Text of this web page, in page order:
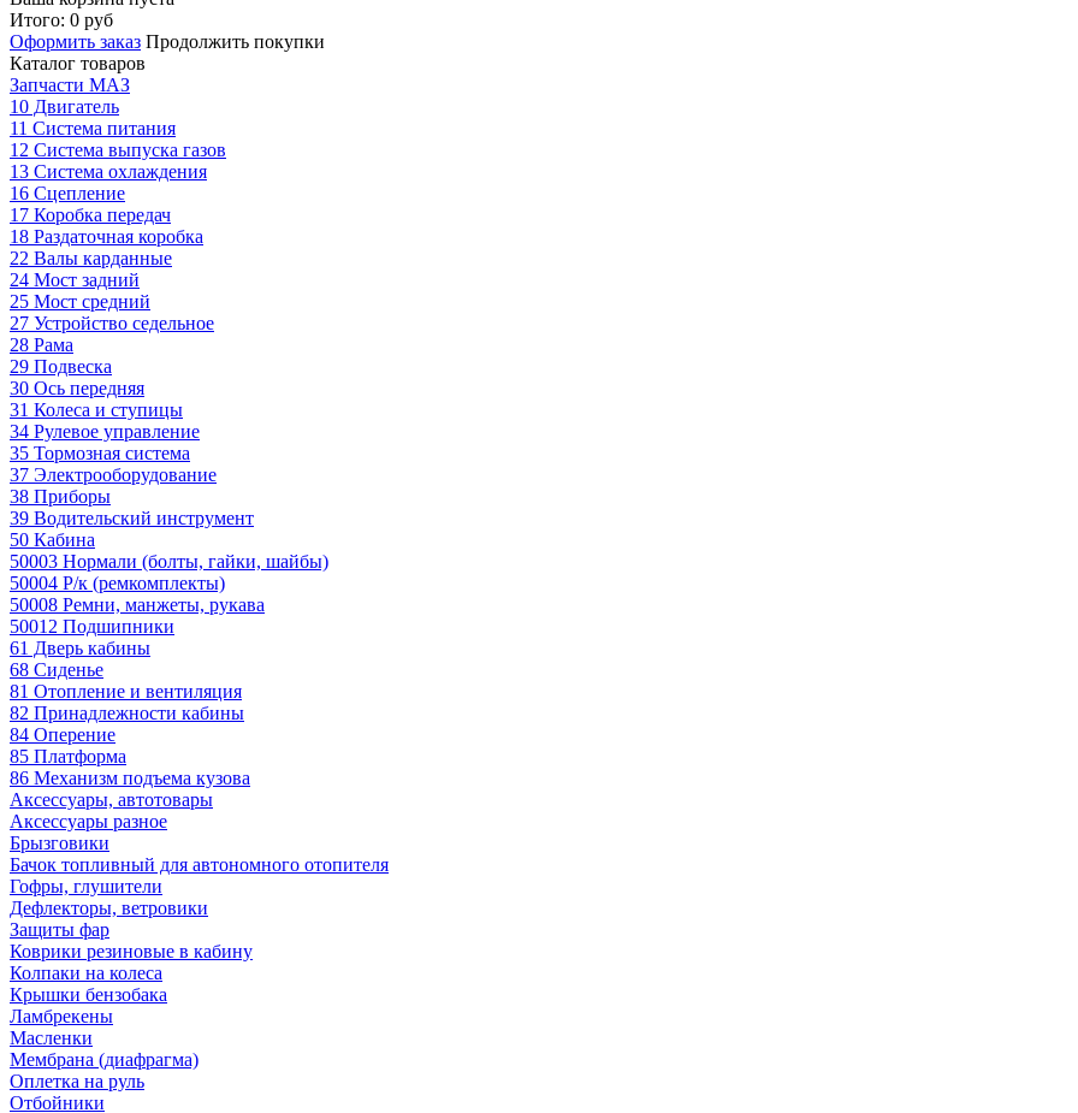
Итого: 0 руб
Оформить заказ Продолжить покупки
Каталог товаров
Запчасти МАЗ
10 Двигатель
11 Система питания
12 Система выпуска газов
13 Система охлаждения
16 Сцепление
17 Коробка передач
18 Раздаточная коробка
22 Валы карданные
24 Мост задний
25 Мост средний
27 Устройство седельное
28 Рама
29 Подвеска
30 Ось передняя
31 Колеса и ступицы
34 Рулевое управление
35 Тормозная система
37 Электрооборудование
38 Приборы
39 Водительский инструмент
50 Кабина
50003 Нормали (болты, гайки, шайбы)
50004 Р/к (ремкомплекты)
50008 Ремни, манжеты, рукава
50012 Подшипники
61 Дверь кабины
68 Сиденье
81 Отопление и вентиляция
82 Принадлежности кабины
84 Оперение
85 Платформа
86 Механизм подъема кузова
Аксессуары, автотовары
Аксессуары разное
Брызговики
Бачок топливный для автономного отопителя
Гофры, глушители
Дефлекторы, ветровики
Защиты фар
Коврики резиновые в кабину
Колпаки на колеса
Крышки бензобака
Ламбрекены
Масленки
Мембрана (диафрагма)
Оплетка на руль
Отбойники